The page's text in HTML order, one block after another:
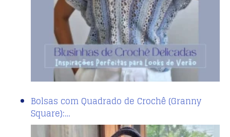
Bolsas com Quadrado de Crochê (Granny
Square):…